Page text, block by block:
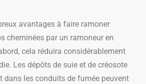
avantages à faire ramoner
cheminées par un ramoneur en
cela réduira considérablement
Les dépôts de suie et de créosote
dans les conduits de fumée peuvent